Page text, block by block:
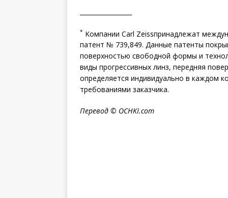
* Kомпании Carl Zeissпринадлежат
патент № 739,849. Данные патенты
поверхностью свободной формы и
виды прогрессивных линз, передняя
определяется индивидуально в каждом
требованиями заказчика.
Перевод © OCHKI.com